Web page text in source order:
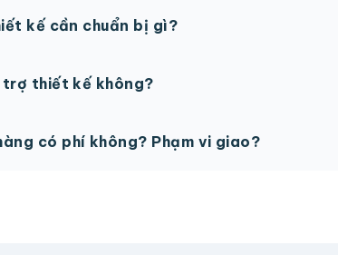
tư vấn.
kế cần chuẩn bị gì?
trợ thiết kế không?
có phí không? Phạm vi giao?